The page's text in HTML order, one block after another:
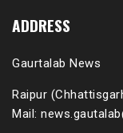
ADDRESS
Gaurtalab News
Raipur
Mail: